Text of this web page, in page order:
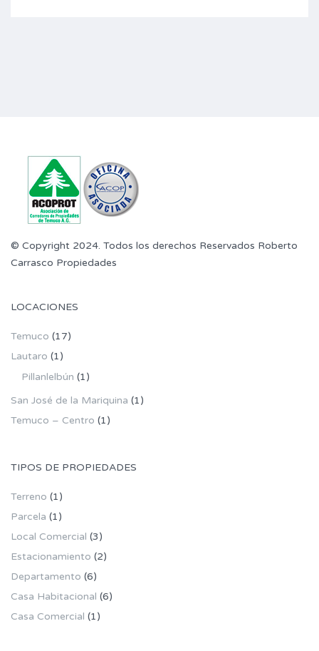
© Copyright 2024. Todos los derechos Reservados Roberto
Carrasco Propiedades
LOCACIONES
Temuco (17)
Lautaro (1)
Pillanlelbún (1)
San José de la Mariquina (1)
Temuco – Centro (1)
TIPOS DE PROPIEDADES
Terreno (1)
Parcela (1)
Local Comercial (3)
Estacionamiento (2)
Departamento (6)
Casa Habitacional (6)
Casa Comercial (1)